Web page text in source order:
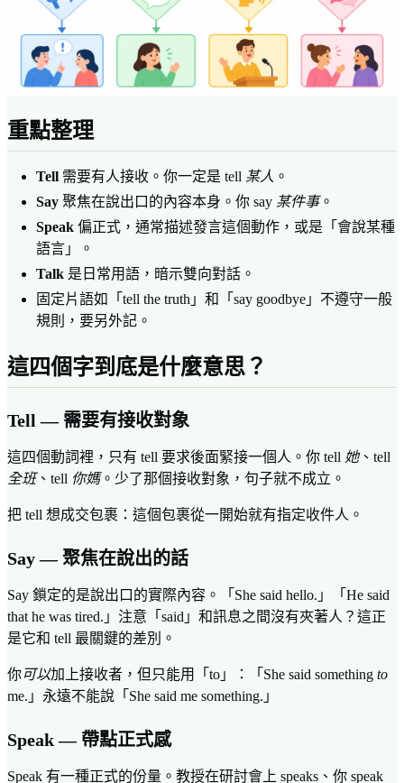
重點整理
Tell 需要有人接收。你一定是 tell 某人 。
Say 聚焦在說出口的內容本身。你 say 某件事。
Speak 偏正式，通常描述發言這個動作，或是「會說某種
語言」。
Talk 是日常用語，暗示雙向對話。
固定片語如「tell the truth」和「say goodbye」不遵守一般
規則，要另外記。
這四個字到底是什麼意思？
Tell — 需要有接收對象
這四個動詞裡，只有 tell 要求後面緊接一個人。你 tell 她、tell
全班、tell 你媽。少了那個接收對象，句子就不成立。
把 tell 想成交包裹：這個包裹從一開始就有指定收件人。
Say — 聚焦在說出的話
Say 鎖定的是說出口的實際內容。「She said hello.」「He said
that he was tired.」注意「said」和訊息之間沒有夾著人？這正
是它和 tell 最關鍵的差別。
你可以加上接收者，但只能用「to」：「She said something to
me.」永遠不能說「She said me something.」
Speak — 帶點正式感
Speak 有一種正式的份量。教授在研討會上 speaks、你 speak